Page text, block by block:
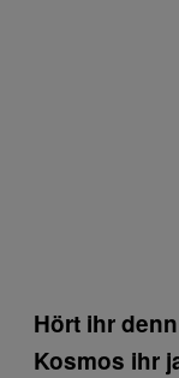
Hört ihr
Kosmos ihr